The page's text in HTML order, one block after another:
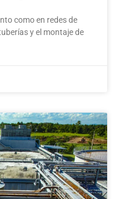
como en redes de
y el montaje de